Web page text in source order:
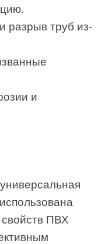
разрыв труб из-
и
ПВХ